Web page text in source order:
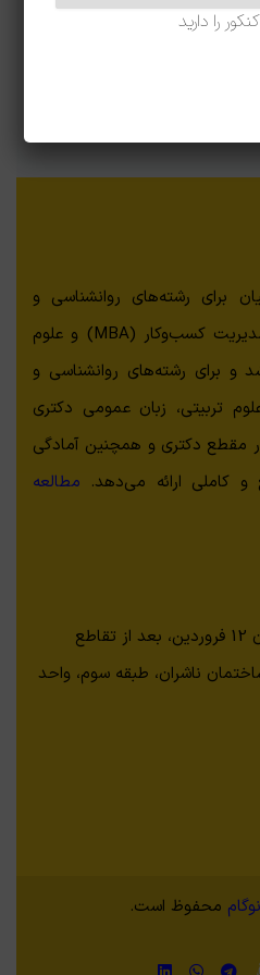
برای رشته‌های روانشناسی و
مشاوره، مدیریت، حسابداری، مدیریت کسب‌وکار (MBA) و علوم
و برای رشته‌های روانشناسی و
تربیتی، زبان عمومی دکتری
مقطع دکتری و همچنین آمادگی
کاملی ارائه می‌دهد. مطالعه
تهران، میدان انقلاب، خیابان 12 فروردین، بعد از تقاطع
ناشران، طبقه سوم، واحد
نوگام محفوظ است.
را دارید